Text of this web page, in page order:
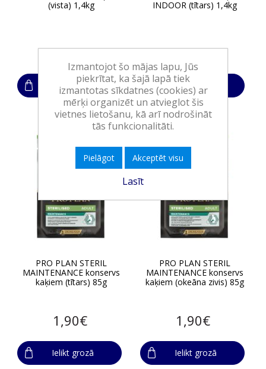
(vista) 1,4kg
10,90€
Ielikt grozā
INDOOR (tītars) 1,4kg
10,90€
Ielikt grozā
PRO PLAN STERIL
MAINTENANCE konservs
kaķiem (tītars) 85g
1,90€
Ielikt grozā
PRO PLAN STERIL
MAINTENANCE konservs
kaķiem (okeāna zivis) 85g
1,90€
Ielikt grozā
Izmantojot šo mājas lapu, Jūs
piekrītat, ka šajā lapā tiek
izmantotas sīkdatnes (cookies) ar
mērķi organizēt un atvieglot šis
vietnes lietošanu, kā arī nodrošināt
tās funkcionalitāti.
Pielāgot Akceptēt visu
Lasīt